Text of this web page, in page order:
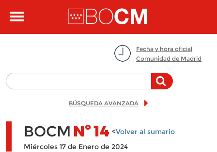
Toggle
Fecha y hora oficial
Comunidad de Madrid
BÚSQUEDA AVANZADA
BOCM Nº14 <Volver al sumario
Miércoles 17 de Enero de 2024